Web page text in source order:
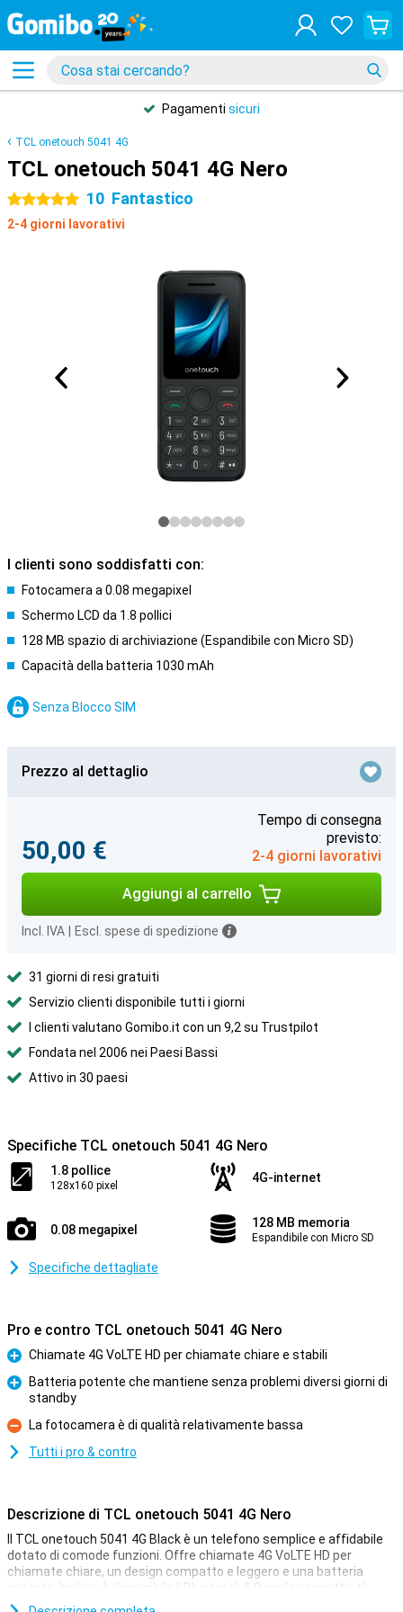
Pagamenti sicuri
TCL onetouch 5041 4G
TCL onetouch 5041 4G Nero
5 stelle 10 Fantastico
2-4 giorni lavorativi
I clienti sono soddisfatti con:
Fotocamera a 0.08 megapixel
Schermo LCD da 1.8 pollici
128 MB spazio di archiviazione (Espandibile con Micro SD)
Capacità della batteria 1030 mAh
Senza Blocco SIM
Prezzo al dettaglio
50,00 €
Tempo di consegna
previsto:
2-4 giorni lavorativi
Aggiungi al carrello
Incl. IVA Escl. spese di spedizione
31 giorni di resi gratuiti
Servizio clienti disponibile tutti i giorni
I clienti valutano Gomibo.it con un 9,2 su Trustpilot
Fondata nel 2006 nei Paesi Bassi
Attivo in 30 paesi
Specifiche TCL onetouch 5041 4G Nero
1.8 pollice
128x160 pixel
4G-internet
0.08 megapixel 128 MB memoria
Espandibile con Micro SD
Specifiche dettagliate
Pro e contro TCL onetouch 5041 4G Nero
Pro
Chiamate 4G VoLTE HD per chiamate chiare e stabili
Batteria potente che mantiene senza problemi diversi giorni di
standby
Contro
La fotocamera è di qualità relativamente bassa
Tutti i pro & contro
Descrizione di TCL onetouch 5041 4G Nero
Il TCL onetouch 5041 4G Black è un telefono semplice e affidabile
dotato di comode funzioni. Offre chiamate 4G VoLTE HD per
chiamate chiare, un design compatto e leggero e una batteria
potente. Inoltre, è disponibile il Bluetooth 5.0 per la connettività
wireless. Questo TCL onetouch 5041 4G è l'ideale se siete alla